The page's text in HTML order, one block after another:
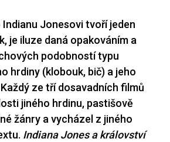
Jonesovi tvoří jeden
je iluze daná opakováním a
podobností typu
hrdiny (klobouk, bič) a jeho
ze tří dosavadních filmů
jiného hrdinu, pastišově
žánry a vycházel z jiného
Indiana Jones a království